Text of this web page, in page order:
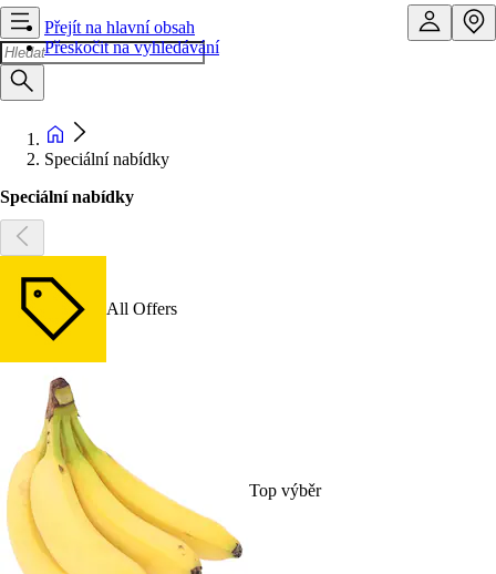
Přejít na hlavní obsah
Přeskočit na vyhledávání
Speciální nabídky
Speciální nabídky
All Offers
Top výběr